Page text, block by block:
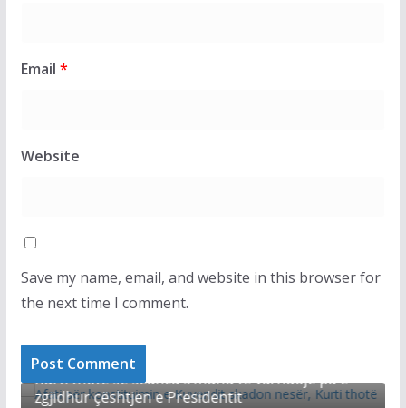
Email *
Website
Save my name, email, and website in this browser for
the next time I comment.
Afati për konstituimin e Kuvendit skadon nesër,
Kurti thotë se seanca s’mund të vazhdojë pa e
zgjidhur çështjen e Presidentit